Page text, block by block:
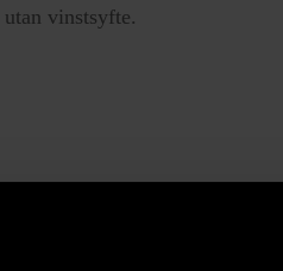
vinstsyfte.